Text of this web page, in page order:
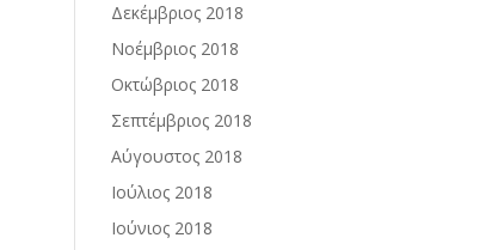
Δεκέμβριος 2018
Νοέμβριος 2018
Οκτώβριος 2018
Σεπτέμβριος 2018
Αύγουστος 2018
Ιούλιος 2018
Ιούνιος 2018